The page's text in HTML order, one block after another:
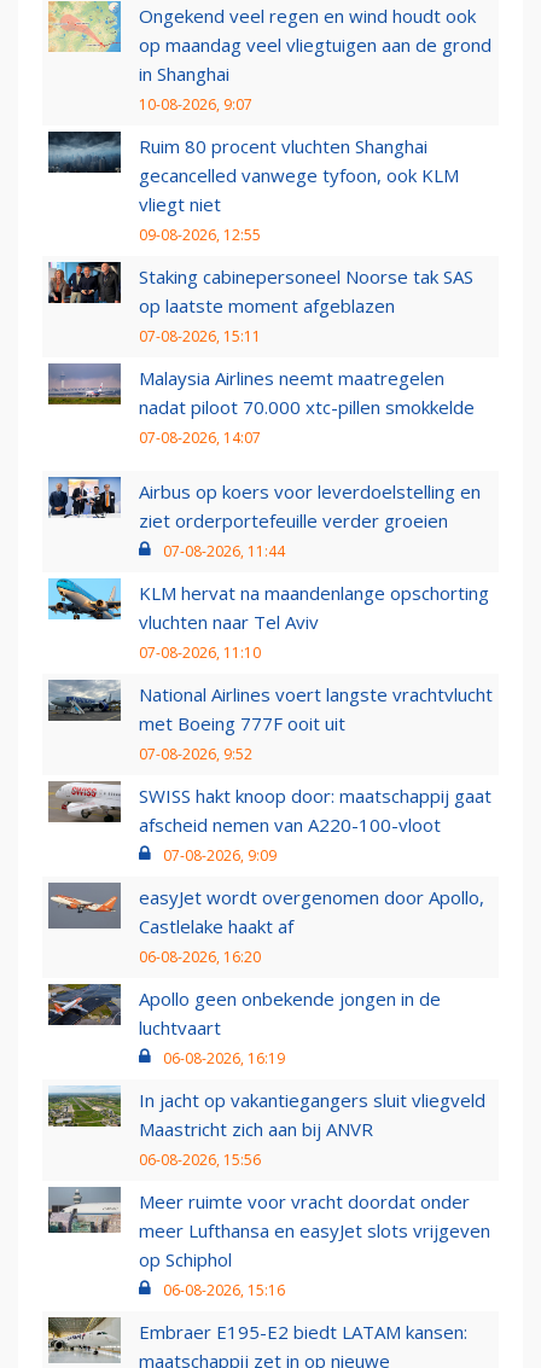
Ongekend veel regen en wind houdt ook
op maandag veel vliegtuigen aan de grond
in Shanghai
10-08-2026, 9:07
Ruim 80 procent vluchten Shanghai
gecancelled vanwege tyfoon, ook KLM
vliegt niet
09-08-2026, 12:55
Staking cabinepersoneel Noorse tak SAS
op laatste moment afgeblazen
07-08-2026, 15:11
Malaysia Airlines neemt maatregelen
nadat piloot 70.000 xtc-pillen smokkelde
07-08-2026, 14:07
Airbus op koers voor leverdoelstelling en
ziet orderportefeuille verder groeien
07-08-2026, 11:44
KLM hervat na maandenlange opschorting
vluchten naar Tel Aviv
07-08-2026, 11:10
National Airlines voert langste vrachtvlucht
met Boeing 777F ooit uit
07-08-2026, 9:52
SWISS hakt knoop door: maatschappij gaat
afscheid nemen van A220-100-vloot
07-08-2026, 9:09
easyJet wordt overgenomen door Apollo,
Castlelake haakt af
06-08-2026, 16:20
Apollo geen onbekende jongen in de
luchtvaart
06-08-2026, 16:19
In jacht op vakantiegangers sluit vliegveld
Maastricht zich aan bij ANVR
06-08-2026, 15:56
Meer ruimte voor vracht doordat onder
meer Lufthansa en easyJet slots vrijgeven
op Schiphol
06-08-2026, 15:16
Embraer E195-E2 biedt LATAM kansen:
maatschappij zet in op nieuwe